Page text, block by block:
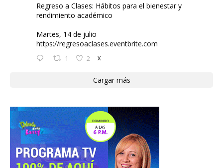
Regreso a Clases: Hábitos para el bienestar y
rendimiento académico
Martes, 14 de julio
https://regresoaclases.eventbrite.com
1 2 X
Cargar más